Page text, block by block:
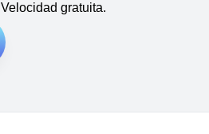
gratuita.